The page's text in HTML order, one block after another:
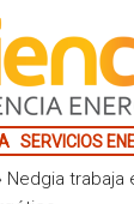
SERVICIOS
Nedgia trabaja